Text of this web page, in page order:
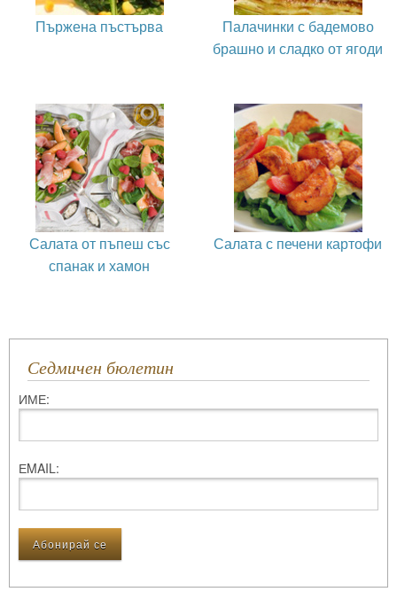
Пържена пъстърва
Палачинки с бадемово
брашно и сладко от ягоди
Салата от пъпеш със
спанак и хамон
Салата с печени картофи
Седмичен бюлетин
ИМЕ:
ЕMAIL: